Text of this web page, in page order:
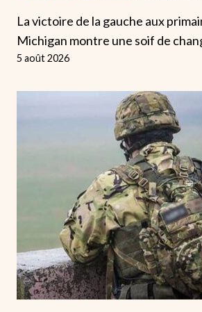
La victoire de la gauche aux
Michigan montre une soif de
5 août 2026